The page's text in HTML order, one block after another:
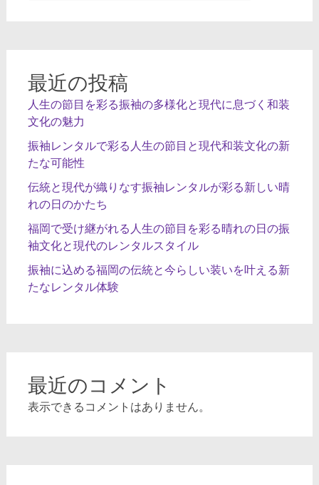
最近の投稿
人生の節目を彩る振袖の多様化と現代に息づく和装
文化の魅力
振袖レンタルで彩る人生の節目と現代和装文化の新
たな可能性
伝統と現代が織りなす振袖レンタルが彩る新しい晴
れの日のかたち
福岡で受け継がれる人生の節目を彩る晴れの日の振
袖文化と現代のレンタルスタイル
振袖に込める福岡の伝統と今らしい装いを叶える新
たなレンタル体験
最近のコメント
表示できるコメントはありません。